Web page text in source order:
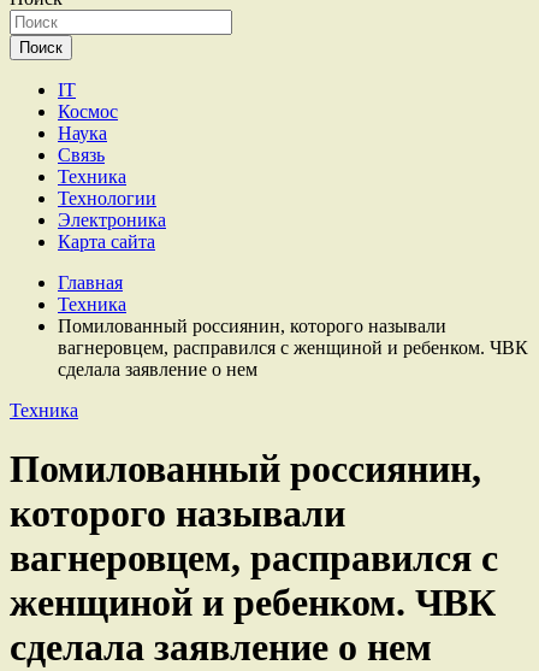
Поиск
IT
Космос
Наука
Связь
Техника
Технологии
Электроника
Карта сайта
Главная
Техника
Помилованный россиянин, которого называли
вагнеровцем, расправился с женщиной и ребенком. ЧВК
сделала заявление о нем
Техника
Помилованный россиянин,
которого называли
вагнеровцем, расправился с
женщиной и ребенком. ЧВК
сделала заявление о нем